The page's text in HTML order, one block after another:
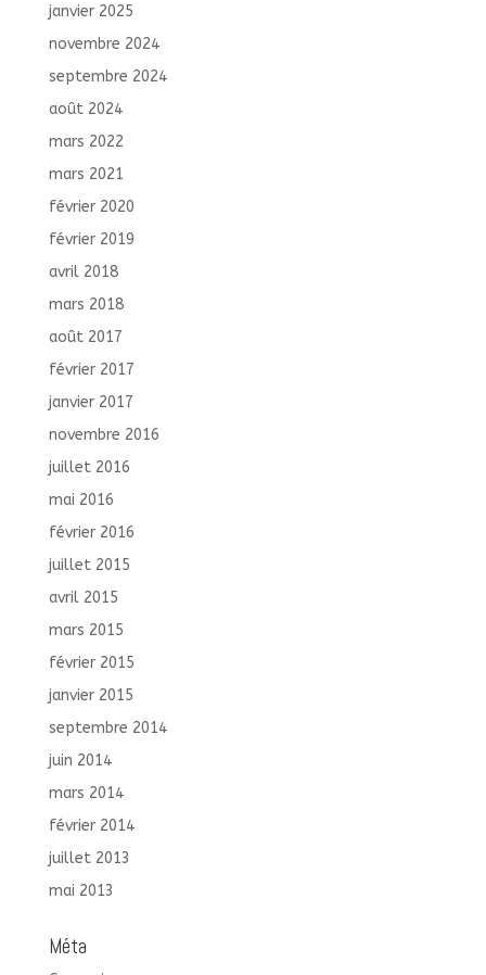
janvier 2025
novembre 2024
septembre 2024
août 2024
mars 2022
mars 2021
février 2020
février 2019
avril 2018
mars 2018
août 2017
février 2017
janvier 2017
novembre 2016
juillet 2016
mai 2016
février 2016
juillet 2015
avril 2015
mars 2015
février 2015
janvier 2015
septembre 2014
juin 2014
mars 2014
février 2014
juillet 2013
mai 2013
Méta